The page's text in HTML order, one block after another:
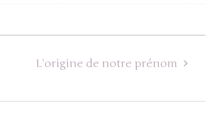
L’origine de notre prénom